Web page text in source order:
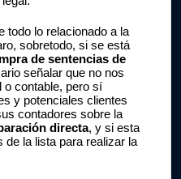
todo lo relacionado a la
sobretodo, si se está
de sentencias de
señalar que no nos
o contable, pero sí
y potenciales clientes
directa, y si esta
de la lista para realizar la